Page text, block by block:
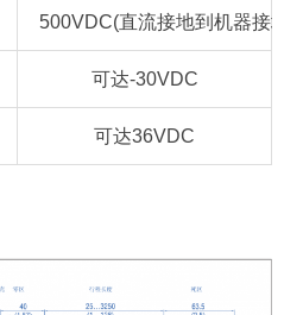
500VDC(直流接地到机器接
可达-30VDC
可达36VDC